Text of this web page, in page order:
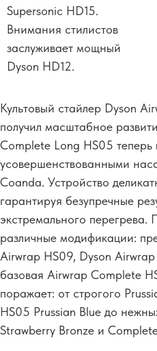
Supersonic HD15.
Внимания стилистов
заслуживает мощный
Dyson HD12.
Культовый стайлер Dyson
получил масштабное
Complete Long HS05 теперь
усовершенствованными
Coanda. Устройство
гарантируя безупречные
экстремального перегрева.
различные модификации:
Airwrap HS09, Dyson
базовая Airwrap Complete
поражает: от строгого
HS05 Prussian Blue до
Strawberry Bronze и